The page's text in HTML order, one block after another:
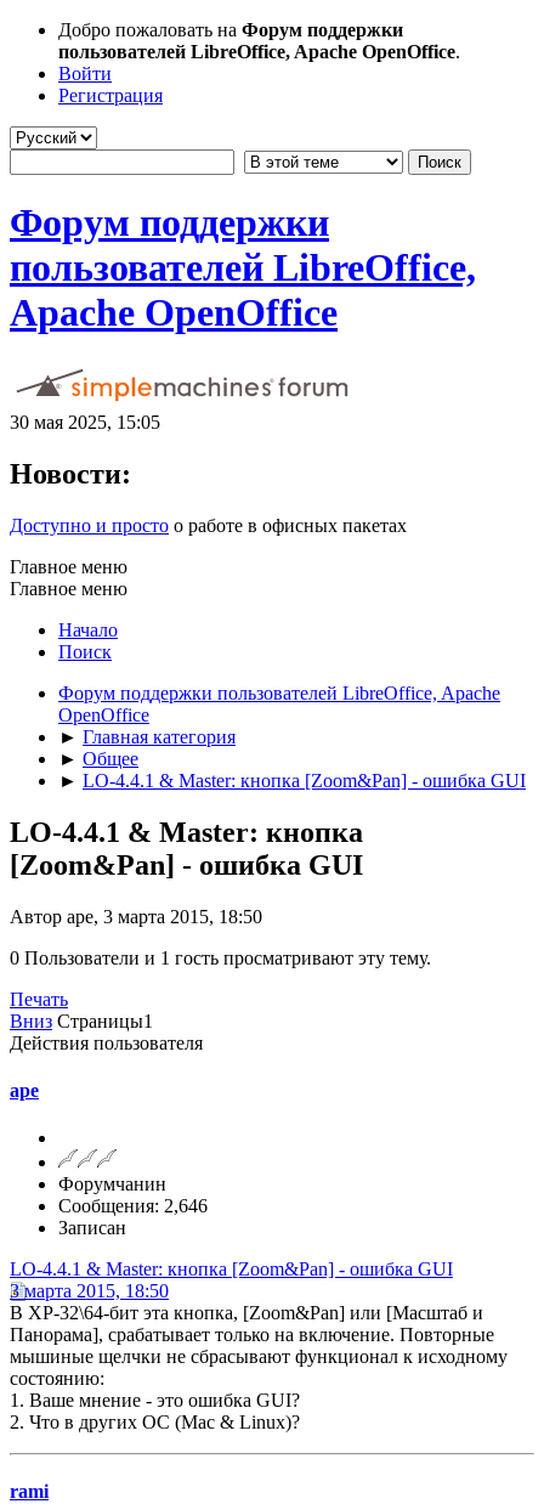
Добро пожаловать на Форум поддержки
пользователей LibreOffice, Apache OpenOffice.
Войти
Регистрация
Форум поддержки
пользователей LibreOffice,
Apache OpenOffice
30 мая 2025, 15:05
Новости:
Доступно и просто о работе в офисных пакетах
Главное меню
Главное меню
Начало
Поиск
Форум поддержки пользователей LibreOffice, Apache
OpenOffice
► Главная категория
► Общее
► LO-4.4.1 & Master: кнопка [Zoom&Pan] - ошибка GUI
LO-4.4.1 & Master: кнопка
[Zoom&Pan] - ошибка GUI
Автор ape, 3 марта 2015, 18:50
0 Пользователи и 1 гость просматривают эту тему.
Печать
Вниз Страницы1
Действия пользователя
ape
Форумчанин
Сообщения: 2,646
Записан
LO-4.4.1 & Master: кнопка [Zoom&Pan] - ошибка GUI
3 марта 2015, 18:50
В ХР-32\64-бит эта кнопка, [Zoom&Pan] или [Масштаб и
Панорама], срабатывает только на включение. Повторные
мышиные щелчки не сбрасывают функционал к исходному
состоянию:
1. Ваше мнение - это ошибка GUI?
2. Что в других ОС (Mac & Linux)?
rami